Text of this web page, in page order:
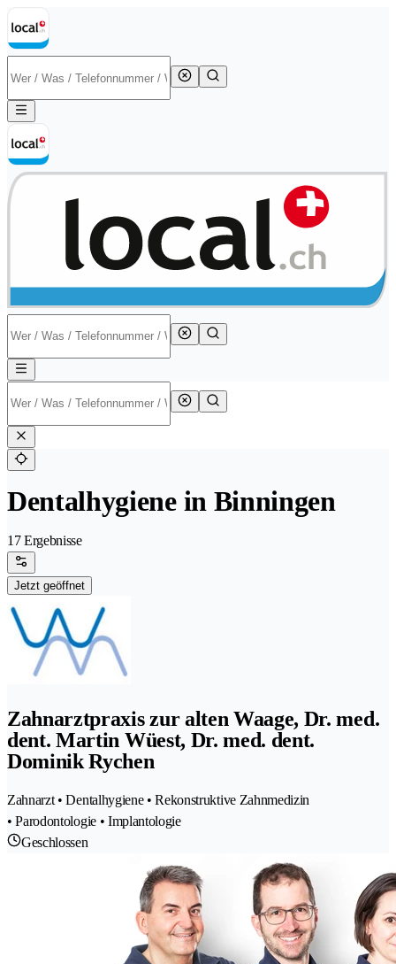
Dentalhygiene in Binningen
17 Ergebnisse
Jetzt geöffnet
Zahnarztpraxis zur alten Waage, Dr. med.
dent. Martin Wüest, Dr. med. dent.
Dominik Rychen
Zahnarzt • Dentalhygiene • Rekonstruktive Zahnmedizin
• Parodontologie • Implantologie
Geschlossen